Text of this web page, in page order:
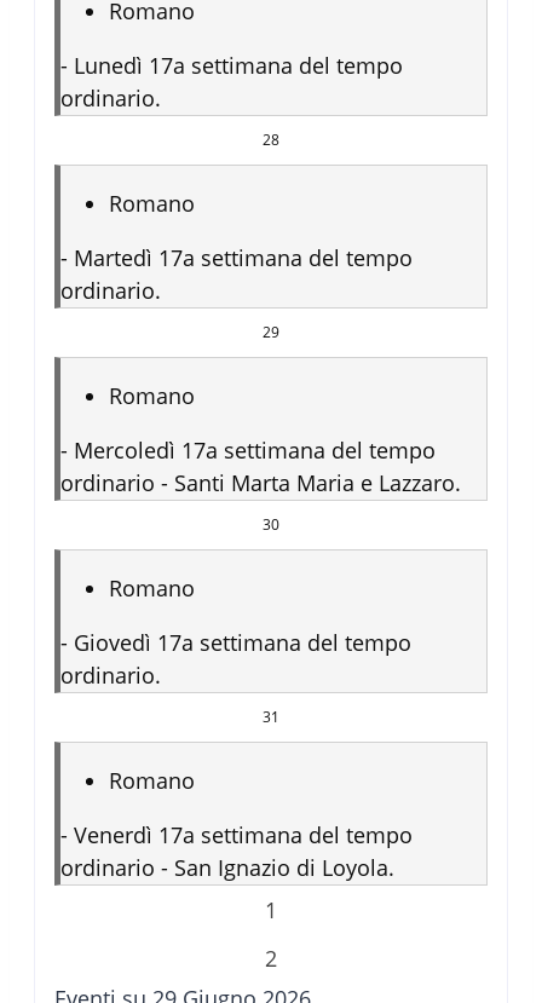
Romano
- Lunedì 17a settimana del tempo
ordinario.
28
Romano
- Martedì 17a settimana del tempo
ordinario.
29
Romano
- Mercoledì 17a settimana del tempo
ordinario - Santi Marta Maria e Lazzaro.
30
Romano
- Giovedì 17a settimana del tempo
ordinario.
31
Romano
- Venerdì 17a settimana del tempo
ordinario - San Ignazio di Loyola.
1
2